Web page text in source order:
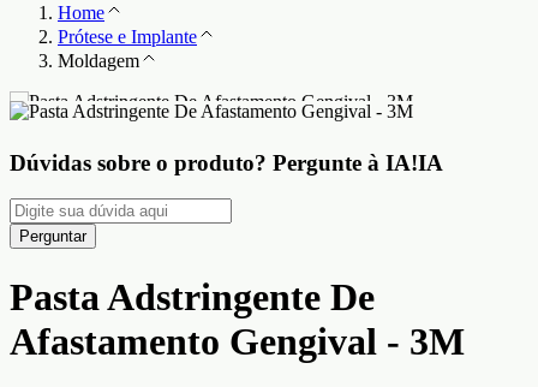
Home
Prótese e Implante
Moldagem
Dúvidas sobre o produto? Pergunte à IA!IA
Perguntar
Pasta Adstringente De
Afastamento Gengival - 3M